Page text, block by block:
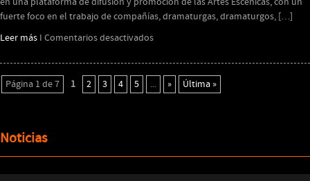
fuerte foco en el trabajo de compañías, dramaturgas, dramaturgos, […]
Leer más I Comentarios desactivadosen
temporada
teatral
2025
Página 1 de 7 1 2 3 4 5 ... » Última »
Noticias